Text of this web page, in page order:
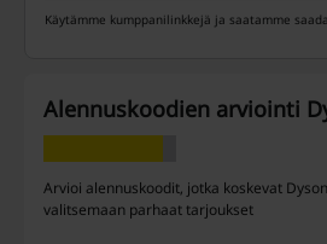
Käytämme kumppanilinkkejä ja saatamme
Alennuskoodien arviointi
Arvioi alennuskoodit, jotka koskevat
valitsemaan parhaat tarjoukset